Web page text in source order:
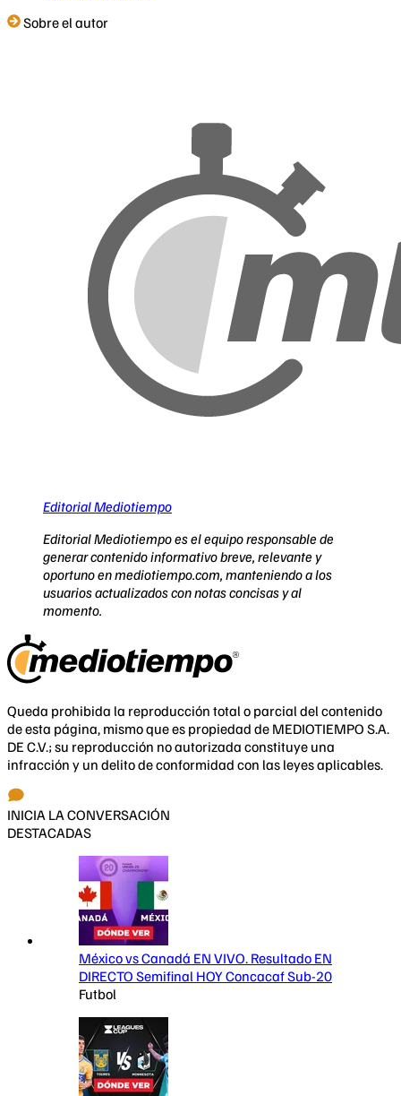
Sobre el autor
Editorial Mediotiempo
Editorial Mediotiempo es el equipo responsable de
generar contenido informativo breve, relevante y
oportuno en mediotiempo.com, manteniendo a los
usuarios actualizados con notas concisas y al
momento.
Queda prohibida la reproducción total o parcial del contenido
de esta página, mismo que es propiedad de MEDIOTIEMPO S.A.
DE C.V.; su reproducción no autorizada constituye una
infracción y un delito de conformidad con las leyes aplicables.
INICIA LA CONVERSACIÓN
DESTACADAS
México vs Canadá EN VIVO. Resultado EN
DIRECTO Semifinal HOY Concacaf Sub-20
Futbol